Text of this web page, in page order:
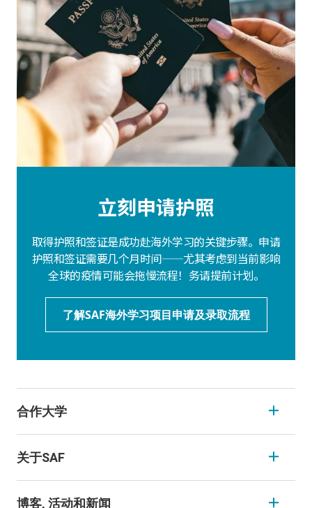
立刻申请护照
取得护照和签证是成功赴海外学习的关键步骤。申请
护照和签证需要几个月时间——尤其考虑到当前影响
全球的疫情可能会拖慢流程！务请提前计划。
了解SAF海外学习项目申请及录取流程
合作大学
关于SAF
博客, 活动和新闻